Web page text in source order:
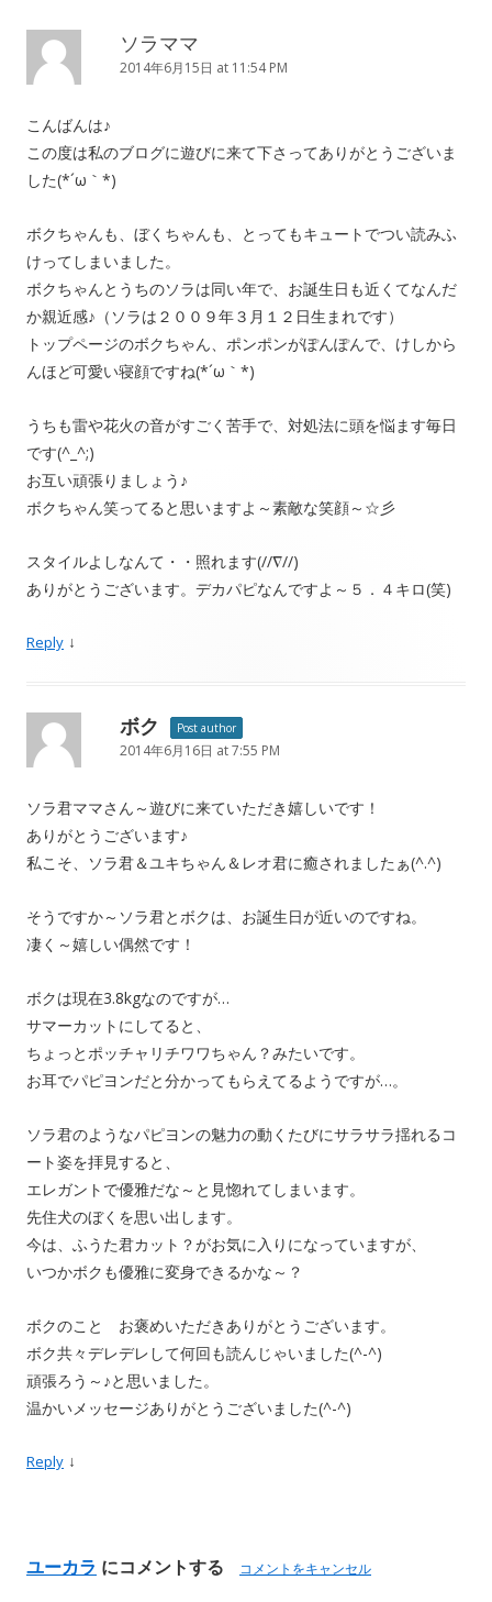
ソラママ
2014年6月15日 at 11:54 PM
こんばんは♪
この度は私のブログに遊びに来て下さってありがとうございま
した(*´ω｀*)
ボクちゃんも、ぼくちゃんも、とってもキュートでつい読みふ
けってしまいました。
ボクちゃんとうちのソラは同い年で、お誕生日も近くてなんだ
か親近感♪（ソラは２００９年３月１２日生まれです）
トップページのボクちゃん、ポンポンがぽんぽんで、けしから
んほど可愛い寝顔ですね(*´ω｀*)
うちも雷や花火の音がすごく苦手で、対処法に頭を悩ます毎日
です(^_^;)
お互い頑張りましょう♪
ボクちゃん笑ってると思いますよ～素敵な笑顔～☆彡
スタイルよしなんて・・照れます(//∇//)
ありがとうございます。デカパピなんですよ～５．４キロ(笑)
Reply ↓
ボク Post author
2014年6月16日 at 7:55 PM
ソラ君ママさん～遊びに来ていただき嬉しいです！
ありがとうございます♪
私こそ、ソラ君＆ユキちゃん＆レオ君に癒されましたぁ(^.^)
そうですか～ソラ君とボクは、お誕生日が近いのですね。
凄く～嬉しい偶然です！
ボクは現在3.8kgなのですが…
サマーカットにしてると、
ちょっとポッチャリチワワちゃん？みたいです。
お耳でパピヨンだと分かってもらえてるようですが…。
ソラ君のようなパピヨンの魅力の動くたびにサラサラ揺れるコ
ート姿を拝見すると、
エレガントで優雅だな～と見惚れてしまいます。
先住犬のぼくを思い出します。
今は、ふうた君カット？がお気に入りになっていますが、
いつかボクも優雅に変身できるかな～？
ボクのこと お褒めいただきありがとうございます。
ボク共々デレデレして何回も読んじゃいました(^-^)
頑張ろう～♪と思いました。
温かいメッセージありがとうございました(^-^)
Reply ↓
ユーカラ にコメントする コメントをキャンセル